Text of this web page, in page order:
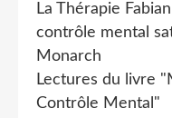
La Thérapie
contrôle mental
Monarch
Lectures du livre
Contrôle Mental"